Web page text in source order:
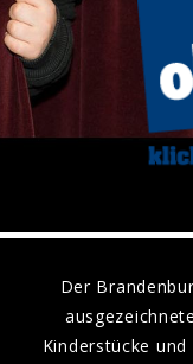
Der
Kinderstücke